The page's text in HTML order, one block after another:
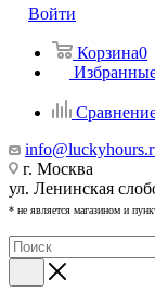
Войти
Корзина0
г. Москва
ул. Ленинская
* не является магазином и